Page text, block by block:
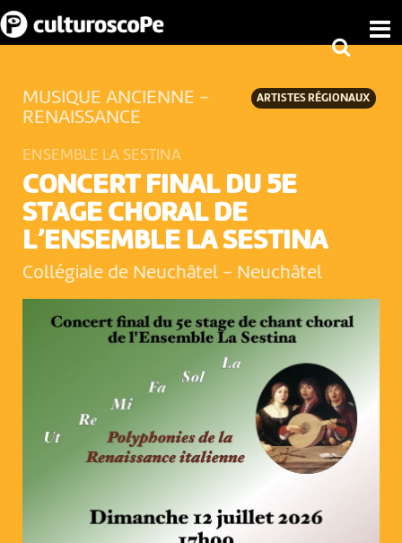
ARTISTES RÉGIONAUX
MUSIQUE ANCIENNE -
RENAISSANCE
ENSEMBLE LA SESTINA
CONCERT FINAL DU 5E
STAGE CHORAL DE
L’ENSEMBLE LA SESTINA
Collégiale de Neuchâtel - Neuchâtel